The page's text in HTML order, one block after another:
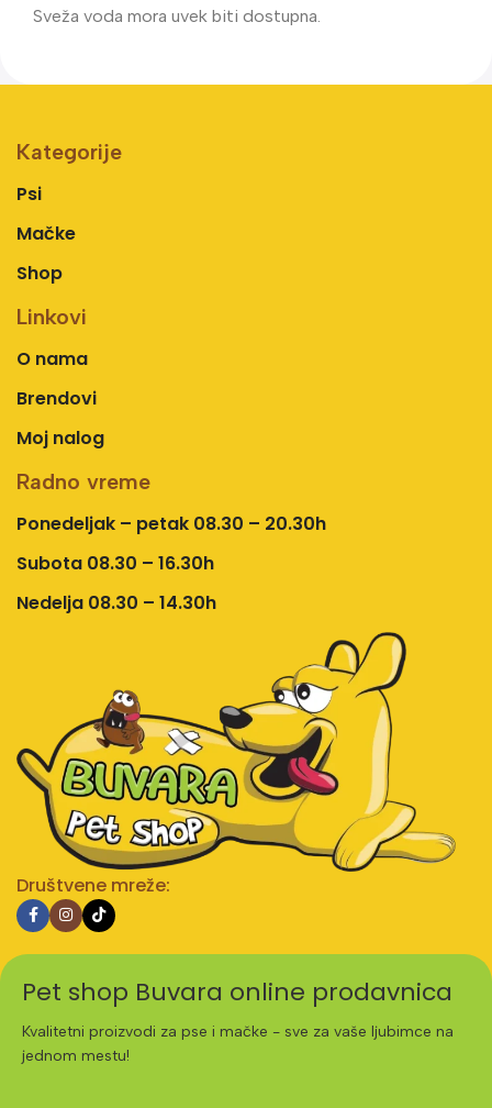
Sveža voda mora uvek biti dostupna.
Kategorije
Psi
Mačke
Shop
Linkovi
O nama
Brendovi
Moj nalog
Radno vreme
Ponedeljak – petak 08.30 – 20.30h
Subota 08.30 – 16.30h
Nedelja 08.30 – 14.30h
Društvene mreže:
Pet shop Buvara online prodavnica
Kvalitetni proizvodi za pse i mačke - sve za vaše ljubimce na
jednom mestu!